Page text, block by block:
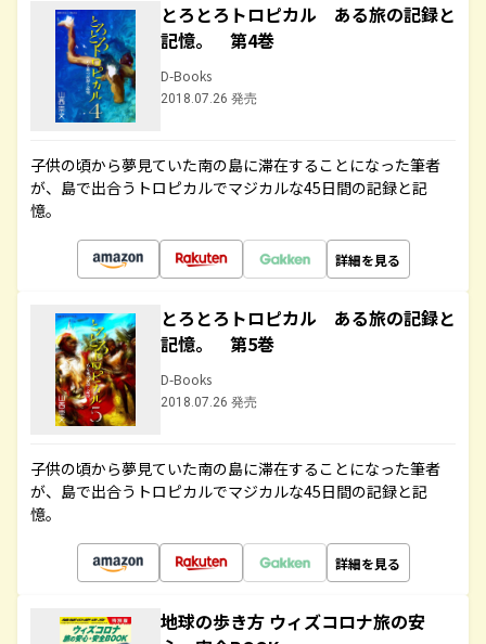
とろとろトロピカル ある旅の記録と
記憶。 第4巻
D-Books
2018.07.26 発売
子供の頃から夢見ていた南の島に滞在することになった筆者
が、島で出合うトロピカルでマジカルな45日間の記録と記
憶。
詳細を見る
とろとろトロピカル ある旅の記録と
記憶。 第5巻
D-Books
2018.07.26 発売
子供の頃から夢見ていた南の島に滞在することになった筆者
が、島で出合うトロピカルでマジカルな45日間の記録と記
憶。
詳細を見る
地球の歩き方 ウィズコロナ旅の安